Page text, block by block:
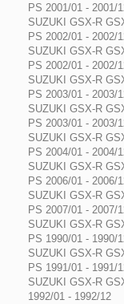
PS 2001/01 - 2001/
SUZUKI GSX-R
PS 2002/01 - 2002/
SUZUKI GSX-R
PS 2002/01 - 2002/
SUZUKI GSX-R
PS 2003/01 - 2003/
SUZUKI GSX-R
PS 2003/01 - 2003/
SUZUKI GSX-R
PS 2004/01 - 2004/
SUZUKI GSX-R
PS 2006/01 - 2006/
SUZUKI GSX-R
PS 2007/01 - 2007/
SUZUKI GSX-R
PS 1990/01 - 1990/
SUZUKI GSX-R
PS 1991/01 - 1991/
SUZUKI GSX-R
1992/01 - 1992/12